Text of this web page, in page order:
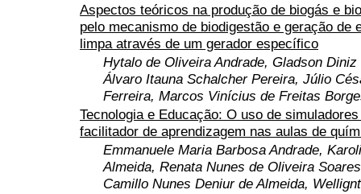
Aspectos teóricos na produção de biogás e
pelo mecanismo de biodigestão e geração de
limpa através de um gerador específico
Hytalo de Oliveira Andrade, Gladson Diniz
Álvaro Itauna Schalcher Pereira, Júlio
Ferreira, Marcos Vinícius de Freitas
Tecnologia e Educação: O uso de
facilitador de aprendizagem nas aulas de
Emmanuele Maria Barbosa Andrade,
Almeida, Renata Nunes de Oliveira
Camillo Nunes Deniur de Almeida,